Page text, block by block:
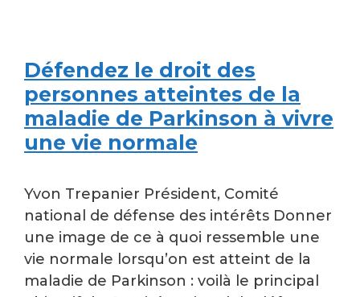
Défendez le droit des
personnes atteintes de la
maladie de Parkinson à vivre
une vie normale
Yvon Trepanier Président, Comité
national de défense des intérêts Donner
une image de ce à quoi ressemble une
vie normale lorsqu’on est atteint de la
maladie de Parkinson : voilà le principal